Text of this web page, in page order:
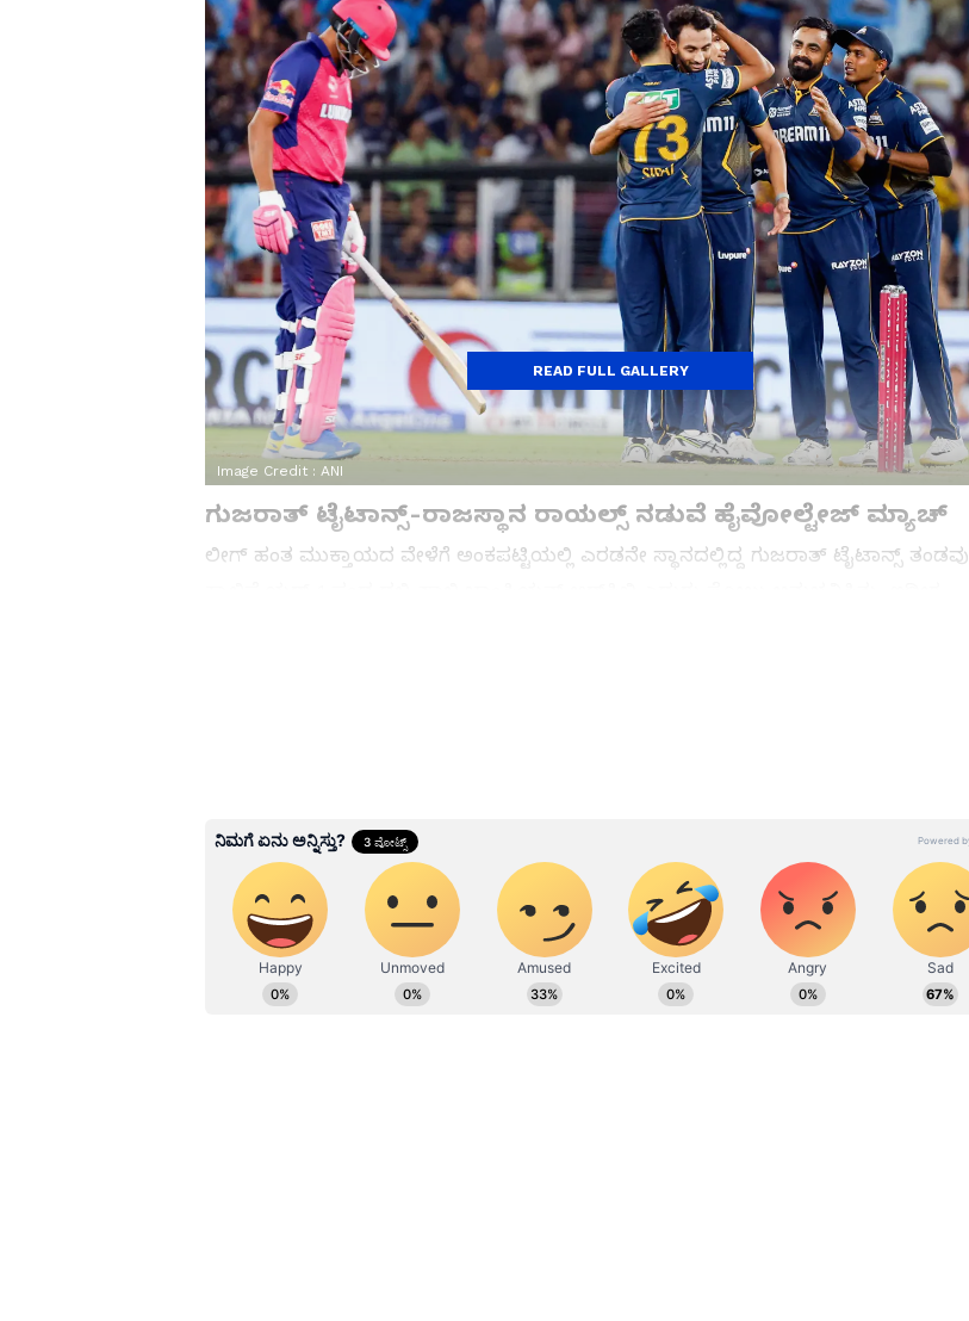
Image Credit : ANI
ಗುಜರಾತ್ ಟೈಟಾನ್ಸ್‌-ರಾಜಸ್ಥಾನ ರಾಯಲ್ಸ್ ನಡುವೆ ಹೈವೋಲ್ಟೇಜ್ ಮ್ಯಾಚ್
ಲೀಗ್ ಹಂತ ಮುಕ್ತಾಯದ ವೇಳೆಗೆ ಅಂಕಪಟ್ಟಿಯಲ್ಲಿ ಎರಡನೇ ಸ್ಥಾನದಲ್ಲಿದ್ದ ಗುಜರಾತ್ ಟೈಟಾನ್ಸ್ ತಂಡವು
ಅಪರೂಪದ ದಾಖಲೆ ಬರೆದ RCB..!
ಬೆಂಗಳೂರು ಆರ್ಭಟಕ್ಕೆ CSK,
ಗುಜರಾತ್ ರೆಕಾರ್ಡ್ಸ್‌ ನುಚ್ಚುನೂರು
ಹೈದರಾಬಾದ್ ಎಲಿಮಿನೇಟರ್
ಪಂದ್ಯ ಗೆದ್ದಿದ್ದು ಯಾರು?
READ FULL GALLERY